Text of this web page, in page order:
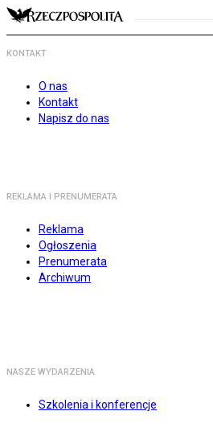
KONTAKT
O nas
Kontakt
Napisz do nas
REKLAMA I PRENUMERATA
Reklama
Ogłoszenia
Prenumerata
Archiwum
NASZE WYDARZENIA
Szkolenia i konferencje